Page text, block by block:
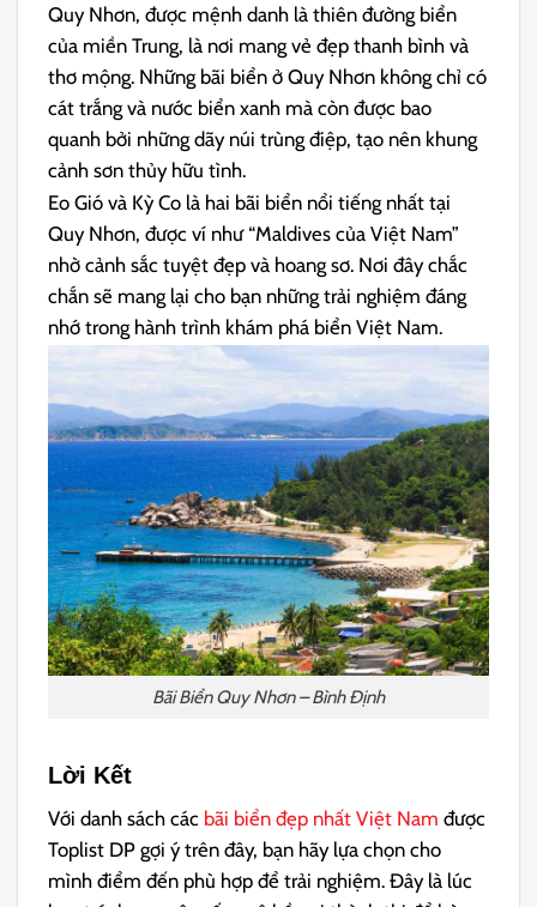
Quy Nhơn, được mệnh danh là thiên đường biển
của miền Trung, là nơi mang vẻ đẹp thanh bình và
thơ mộng. Những bãi biển ở Quy Nhơn không chỉ có
cát trắng và nước biển xanh mà còn được bao
quanh bởi những dãy núi trùng điệp, tạo nên khung
cảnh sơn thủy hữu tình.
Eo Gió và Kỳ Co là hai bãi biển nổi tiếng nhất tại
Quy Nhơn, được ví như “Maldives của Việt Nam”
nhờ cảnh sắc tuyệt đẹp và hoang sơ. Nơi đây chắc
chắn sẽ mang lại cho bạn những trải nghiệm đáng
nhớ trong hành trình khám phá biển Việt Nam.
Bãi Biển Quy Nhơn – Bình Định
Lời Kết
Với danh sách các bãi biển đẹp nhất Việt Nam được
Toplist DP gợi ý trên đây, bạn hãy lựa chọn cho
mình điểm đến phù hợp để trải nghiệm. Đây là lúc